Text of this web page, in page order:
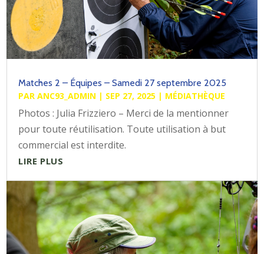
Matches 2 – Équipes – Samedi 27 septembre 2025
PARANC93_ADMIN | SEP 27, 2025 | MÉDIATHÈQUE
Photos : Julia Frizziero – Merci de la mentionner
pour toute réutilisation. Toute utilisation à but
commercial est interdite.
LIRE PLUS